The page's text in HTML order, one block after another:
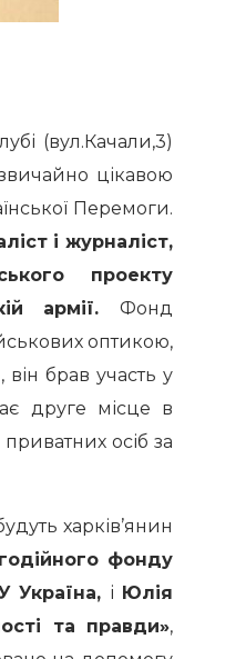
(вул.Качали,3)
цікавою
Перемоги.
і журналіст,
проекту
армії.Фонд
оптикою,
брав участь у
друге місце в
осіб за
харків’янин
фонду
Україна, і Юлія
та правди»,